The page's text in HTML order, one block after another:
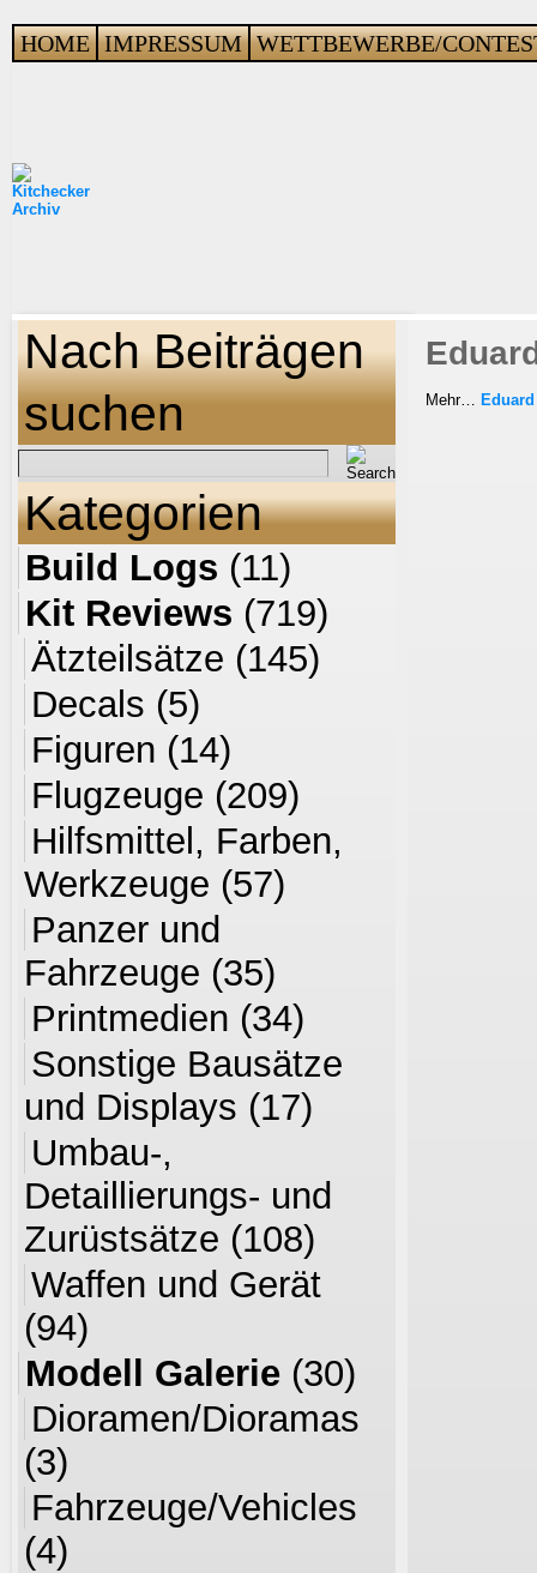
HOME IMPRESSUM WETTBEWERBE/
Nach Beiträgen
suchen
Kategorien
Build Logs (11)
Kit Reviews (719)
Ätzteilsätze (145)
Decals (5)
Figuren (14)
Flugzeuge (209)
Hilfsmittel, Farben,
Werkzeuge (57)
Panzer und
Fahrzeuge (35)
Printmedien (34)
Sonstige Bausätze
und Displays (17)
Umbau-,
Detaillierungs- und
Zurüstsätze (108)
Waffen und Gerät
(94)
Modell Galerie (30)
Dioramen/Dioramas
(3)
Fahrzeuge/Vehicles
(4)
Mehr…